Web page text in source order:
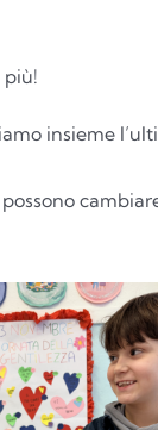
più!
insieme